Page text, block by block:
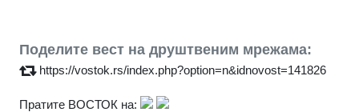
Поделите вест на друштвеним мрежама:
https://vostok.rs/index.php?option=n&idnovost=141826
Пратите ВОСТОК на: